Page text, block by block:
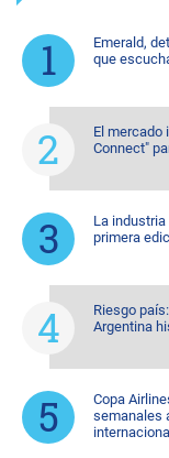
Emerald,
que
El mercado
Connect"
La
primera
Riesgo
Argentina
Copa
semanales
internacional